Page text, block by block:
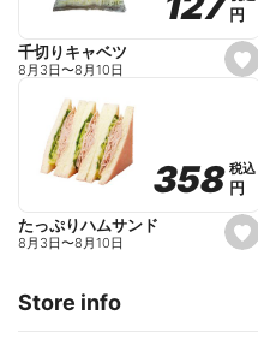
i
e
s
e
o
r
i
e
円
円
千切りキャベツ
8月3日〜8月10日
s
e
358
358税込
税込
円
円
たっぷりハムサンド
8月3日〜8月10日
Store info